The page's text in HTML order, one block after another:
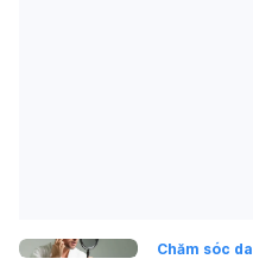
Chăm sóc da